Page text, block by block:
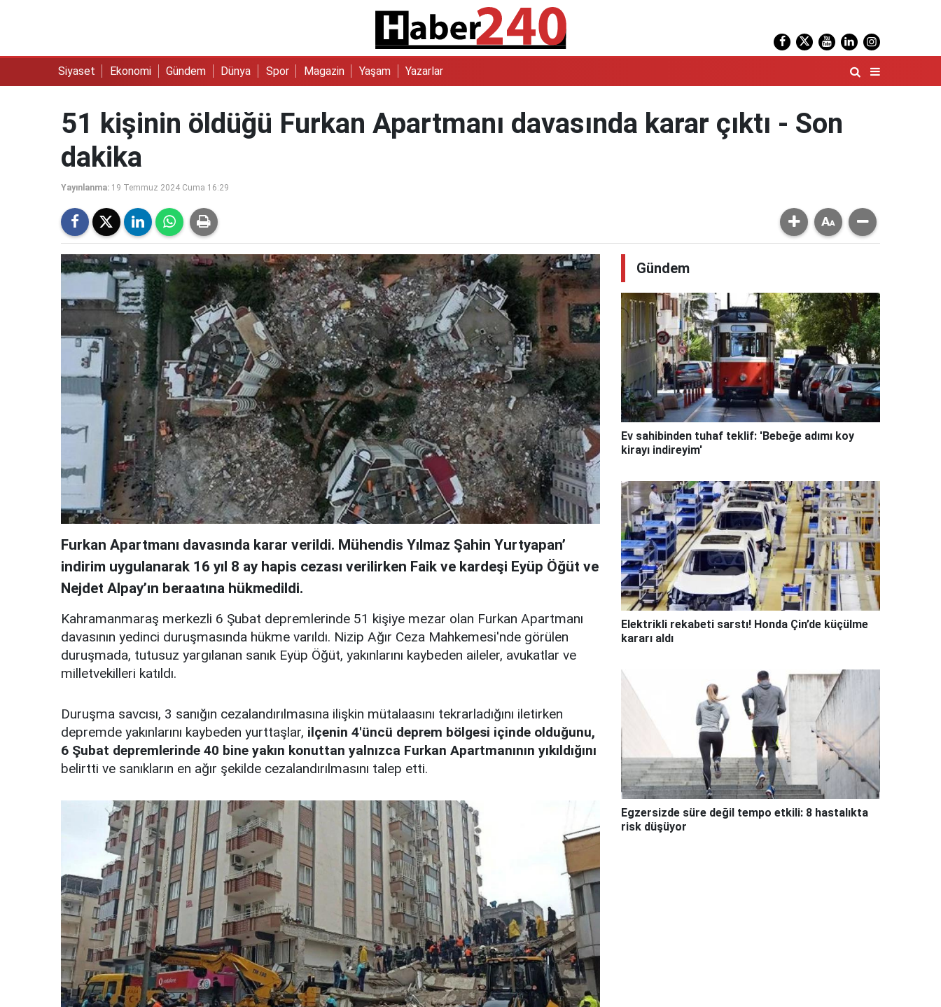
Siyaset Ekonomi Gündem Dünya Spor Magazin Yaşam Yazarlar
51 kişinin öldüğü Furkan Apartmanı davasında karar çıktı - Son
dakika
Yayınlanma: 19 Temmuz 2024 Cuma 16:29
Furkan Apartmanı davasında karar verildi. Mühendis Yılmaz Şahin Yurtyapan’
indirim uygulanarak 16 yıl 8 ay hapis cezası verilirken Faik ve kardeşi Eyüp Öğüt ve
Nejdet Alpay’ın beraatına hükmedildi.
Kahramanmaraş merkezli 6 Şubat depremlerinde 51 kişiye mezar olan Furkan Apartmanı
davasının yedinci duruşmasında hükme varıldı. Nizip Ağır Ceza Mahkemesi'nde görülen
duruşmada, tutusuz yargılanan sanık Eyüp Öğüt, yakınlarını kaybeden aileler, avukatlar ve
milletvekilleri katıldı.
Duruşma savcısı, 3 sanığın cezalandırılmasına ilişkin mütalaasını tekrarladığını iletirken
depremde yakınlarını kaybeden yurttaşlar, ilçenin 4'üncü deprem bölgesi içinde olduğunu,
6 Şubat depremlerinde 40 bine yakın konuttan yalnızca Furkan Apartmanının yıkıldığını
belirtti ve sanıkların en ağır şekilde cezalandırılmasını talep etti.
Gündem
Ev sahibinden tuhaf teklif: 'Bebeğe adımı koy
kirayı indireyim'
Elektrikli rekabeti sarstı! Honda Çin’de küçülme
kararı aldı
Egzersizde süre değil tempo etkili: 8 hastalıkta
risk düşüyor